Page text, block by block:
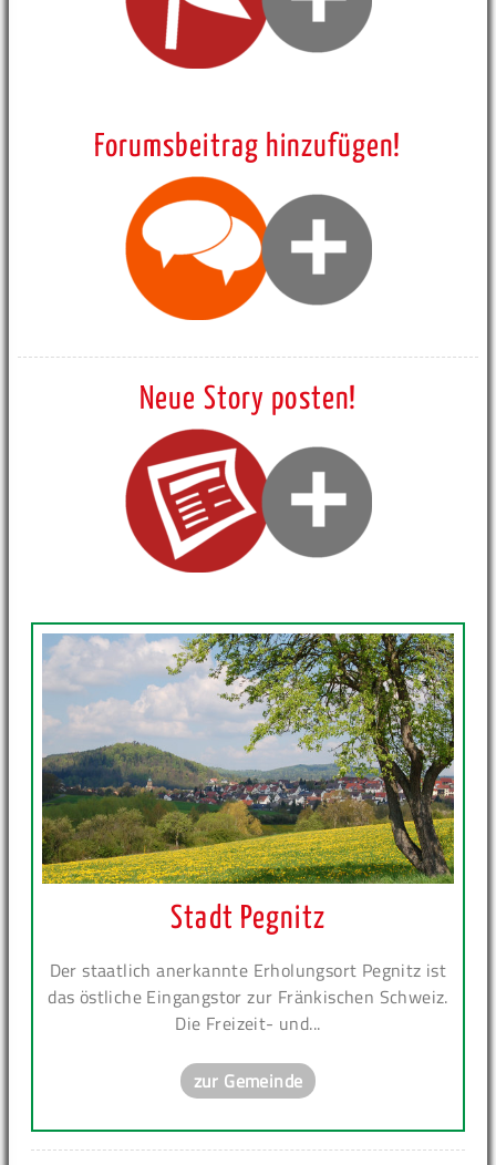
Forumsbeitrag hinzufügen!
Neue Story posten!
Stadt Pegnitz
Der staatlich anerkannte Erholungsort Pegnitz ist
das östliche Eingangstor zur Fränkischen Schweiz.
Die Freizeit- und...
zur Gemeinde